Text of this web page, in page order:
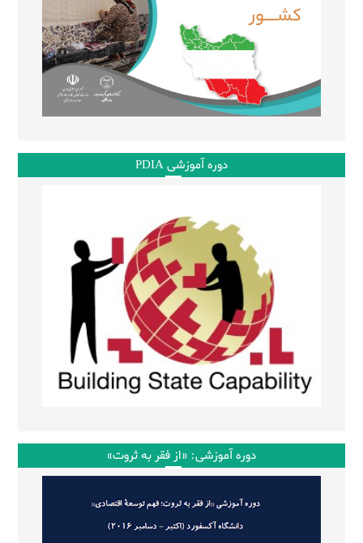
دوره آموزشی PDIA
دوره آموزشی: «از فقر به ثروت»